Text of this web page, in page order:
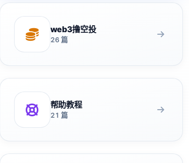
web3撸空投
26 篇
帮助教程
21 篇